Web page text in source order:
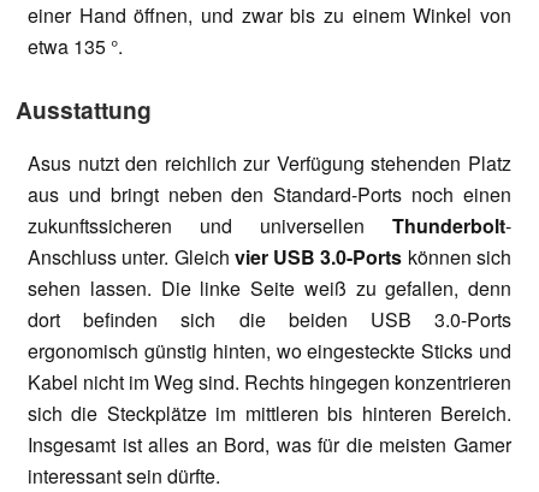
einer Hand öffnen, und zwar bis zu einem Winkel von
etwa 135 °.
Ausstattung
Asus nutzt den reichlich zur Verfügung stehenden Platz
aus und bringt neben den Standard-Ports noch einen
zukunftssicheren und universellen Thunderbolt-
Anschluss unter. Gleich vier USB 3.0-Ports können sich
sehen lassen. Die linke Seite weiß zu gefallen, denn
dort befinden sich die beiden USB 3.0-Ports
ergonomisch günstig hinten, wo eingesteckte Sticks und
Kabel nicht im Weg sind. Rechts hingegen konzentrieren
sich die Steckplätze im mittleren bis hinteren Bereich.
Insgesamt ist alles an Bord, was für die meisten Gamer
interessant sein dürfte.